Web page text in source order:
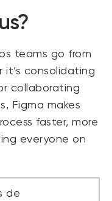
teams go from
consolidating
collaborating
Figma makes
faster, more
everyone on
de